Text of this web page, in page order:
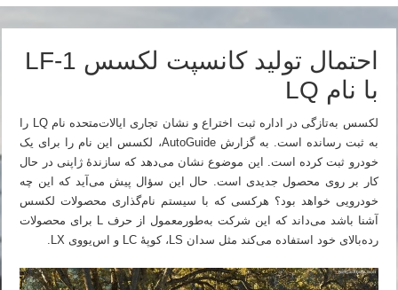
احتمال تولید کانسپت لکسس LF-1
با نام LQ
لکسس به‌تازگی در اداره ثبت اختراع و نشان تجاری ایالات‌متحده نام LQ را
به ثبت رسانده است. به گزارش AutoGuide، لکسس این نام را برای یک
خودرو ثبت کرده است. این موضوع نشان می‌دهد که سازندهٔ ژاپنی در حال
کار بر روی محصول جدیدی است. حال این سؤال پیش می‌آید که این چه
خودرویی خواهد بود؟ هرکسی که با سیستم نام‌گذاری محصولات لکسس
آشنا باشد می‌داند که این شرکت به‌طورمعمول از حرف L برای محصولات
رده‌بالای خود استفاده می‌کند مثل سدان LS، کوپهٔ LC و اس‌یووی LX.